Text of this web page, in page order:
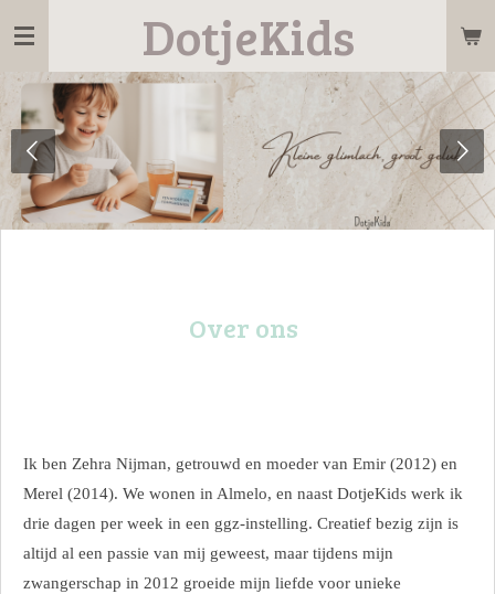
Ga
naar
de
hoofdinhoud
DotjeKids
Over ons
Ik ben Zehra Nijman, getrouwd en moeder van Emir (2012) en
Merel (2014). We wonen in Almelo, en naast DotjeKids werk ik
drie dagen per week in een ggz-instelling. Creatief bezig zijn is
altijd al een passie van mij geweest, maar tijdens mijn
zwangerschap in 2012 groeide mijn liefde voor unieke